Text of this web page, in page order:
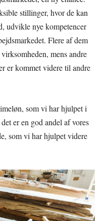
stillinger, hvor de kan
udvikle nye kompetencer
Flere af dem
mens andre
er kommet videre til andre
som vi har hjulpet i
er en god andel af vores
som vi har hjulpet videre